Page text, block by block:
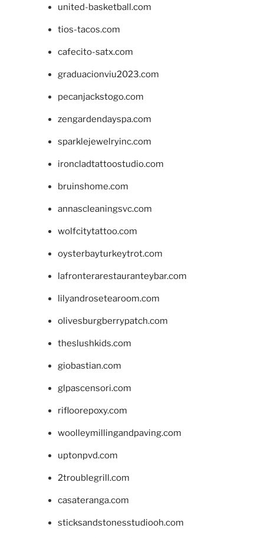
united-basketball.com
tios-tacos.com
cafecito-satx.com
graduacionviu2023.com
pecanjackstogo.com
zengardendayspa.com
sparklejewelryinc.com
ironcladtattoostudio.com
bruinshome.com
annascleaningsvc.com
wolfcitytattoo.com
oysterbayturkeytrot.com
lafronterarestauranteybar.com
lilyandrosetearoom.com
olivesburgberrypatch.com
theslushkids.com
giobastian.com
glpascensori.com
rifloorepoxy.com
woolleymillingandpaving.com
uptonpvd.com
2troublegrill.com
casateranga.com
sticksandstonesstudiooh.com